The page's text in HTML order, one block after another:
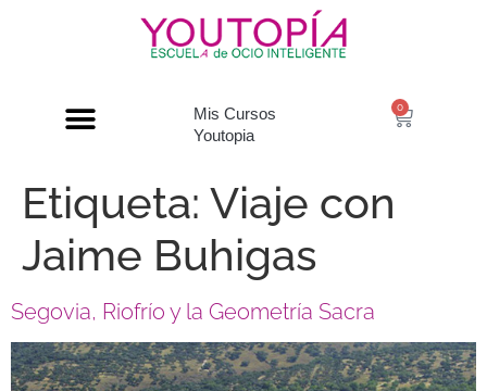
Mis Cursos
Youtopia
0
Etiqueta: Viaje con
Jaime Buhigas
Segovia, Riofrío y la Geometría Sacra